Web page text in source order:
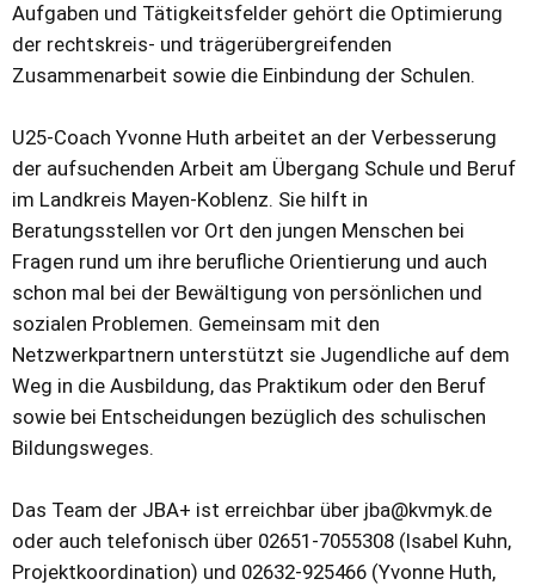
Aufgaben und Tätigkeitsfelder gehört die Optimierung
der rechtskreis- und trägerübergreifenden
Zusammenarbeit sowie die Einbindung der Schulen.
U25-Coach Yvonne Huth arbeitet an der Verbesserung
der aufsuchenden Arbeit am Übergang Schule und Beruf
im Landkreis Mayen-Koblenz. Sie hilft in
Beratungsstellen vor Ort den jungen Menschen bei
Fragen rund um ihre berufliche Orientierung und auch
schon mal bei der Bewältigung von persönlichen und
sozialen Problemen. Gemeinsam mit den
Netzwerkpartnern unterstützt sie Jugendliche auf dem
Weg in die Ausbildung, das Praktikum oder den Beruf
sowie bei Entscheidungen bezüglich des schulischen
Bildungsweges.
Das Team der JBA+ ist erreichbar über jba@kvmyk.de
oder auch telefonisch über 02651-7055308 (Isabel Kuhn,
Projektkoordination) und 02632-925466 (Yvonne Huth,